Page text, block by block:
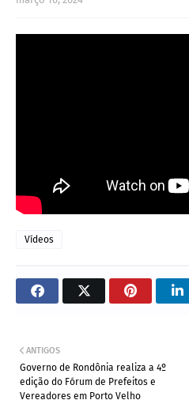
Vídeos
ANTIGOS
Governo de Rondônia realiza a 4º
edição do Fórum de Prefeitos e
Vereadores em Porto Velho